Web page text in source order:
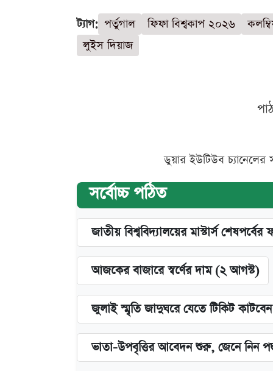
ট্যাগ: পর্তুগাল ফিফা বিশ্বকাপ ২০২৬
লুইস দিয়াজ
ডুয়ার ইউটিউব চ্যানেলের
সর্বোচ্চ পঠিত
জাতীয় বিশ্ববিদ্যালয়ের মাস্টার্স
আজকের বাজারে স্বর্ণের দাম (২ আগস্ট)
জুলাই স্মৃতি জাদুঘরে যেতে টিকিট
ভাতা-উপবৃত্তির আবেদন শুরু, জেনে নিন